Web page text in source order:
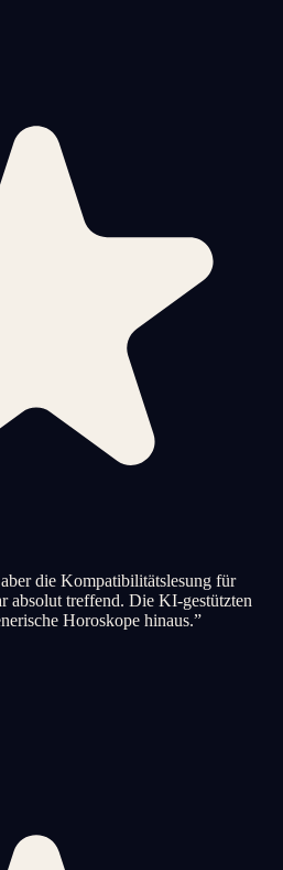
die Kompatibilitätslesung für
absolut treffend. Die KI-gestützten
Horoskope hinaus.”